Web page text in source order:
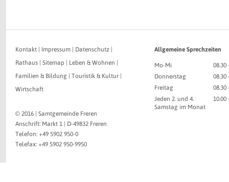
Kontakt Impressum Datenschutz
Rathaus
Sitemap Leben & Wohnen
Familien & Bildung
Touristik & Kultur
Wirtschaft
© 2016 | Samtgemeinde Freren
Anschrift: Markt 1 | D-49832 Freren
Telefon: +49 5902 950-0
Telefax: +49 5902 950-9950
Allgemeine Sprechzeiten
Mo-Mi
08.30
Donnerstag
08.30
Freitag
08.30
Jeden 2. und 4.
Samstag im Monat